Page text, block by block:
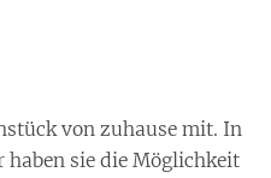
von zuhause mit. In
sie die Möglichkeit